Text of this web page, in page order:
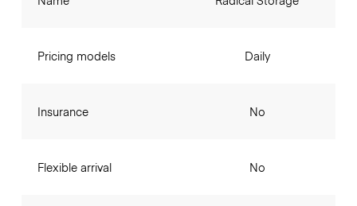
Pricing models
Insurance
Flexible arrival
Daily
No
No